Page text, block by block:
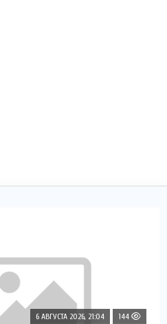
6 АВГУСТА 2026, 21:04 144